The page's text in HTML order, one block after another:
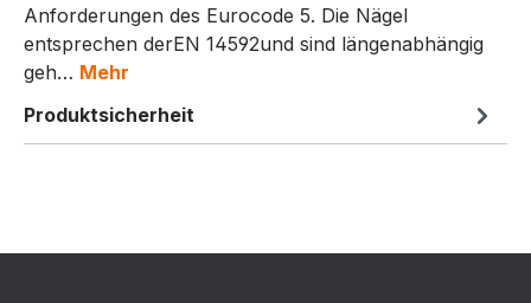
Anforderungen des Eurocode 5. Die Nägel
entsprechen derEN 14592und sind längenabhängig
geh… Mehr
Produktsicherheit